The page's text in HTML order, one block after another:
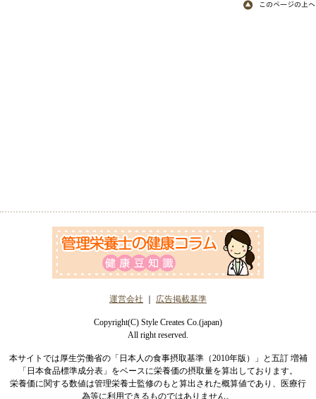
運営会社 広告掲載基準
Copyright(C) Style Creates Co.(japan)
All right reserved.
本サイトでは厚生労働省の「日本人の食事摂取基準（2010年版）」と五訂 増補
「日本食品標準成分表」をベースに栄養価の摂取量を算出しております。
栄養価に関する数値は管理栄養士監修のもと算出された概算値であり、医療行
為等に利用できるものではありません。